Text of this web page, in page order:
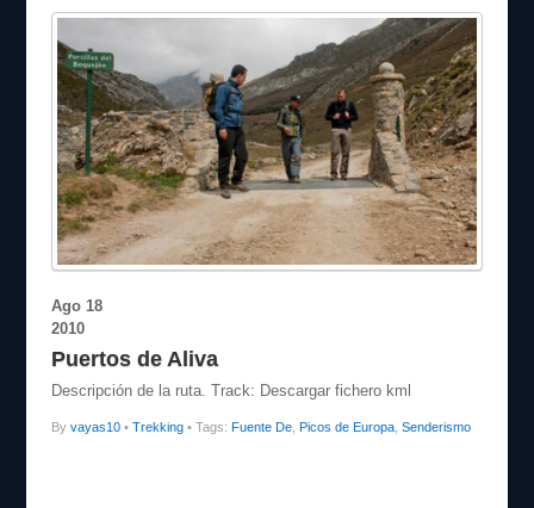
Ago 18
2010
Puertos de Aliva
Descripción de la ruta. Track: Descargar fichero kml
By vayas10• Trekking • Tags: Fuente De, Picos de Europa, Senderismo